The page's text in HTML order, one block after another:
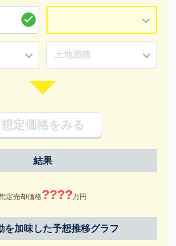
想定価格をみる
結果
定売却価格????万円
を加味した予想推移グラフ